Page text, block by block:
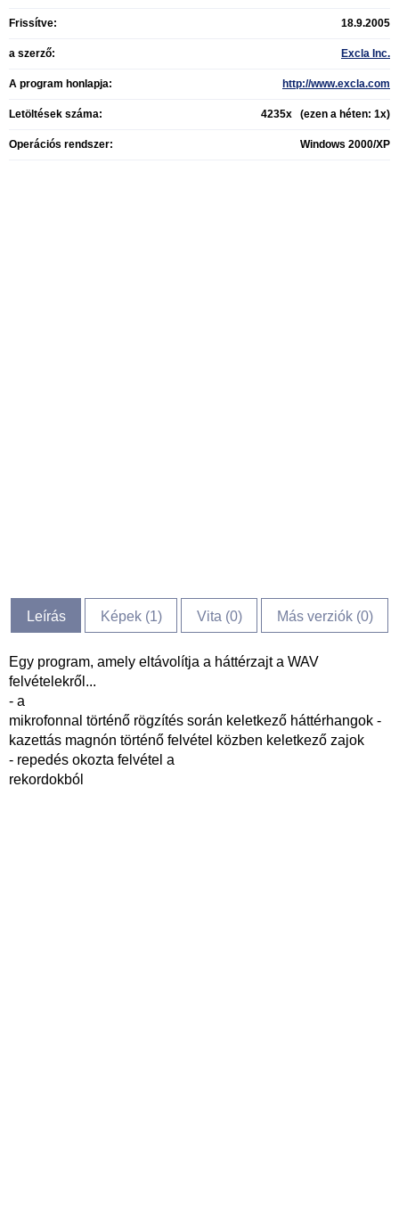
Frissítve: 18.9.2005
a szerző: Excla Inc.
A program honlapja: http://www.excla.com
Letöltések száma: 4235x (ezen a héten: 1x)
Operációs rendszer: Windows 2000/XP
Leírás Képek (1) Vita (0) Más verziók (0)
Egy program, amely eltávolítja a háttérzajt a WAV
felvételekről...
- a
mikrofonnal történő rögzítés során keletkező háttérhangok -
kazettás magnón történő felvétel közben keletkező zajok
- repedés okozta felvétel a
rekordokból